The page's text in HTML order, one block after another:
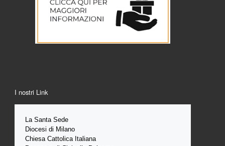
I nostri Link
La Santa Sede
Diocesi di Milano
Chiesa Cattolica Italiana